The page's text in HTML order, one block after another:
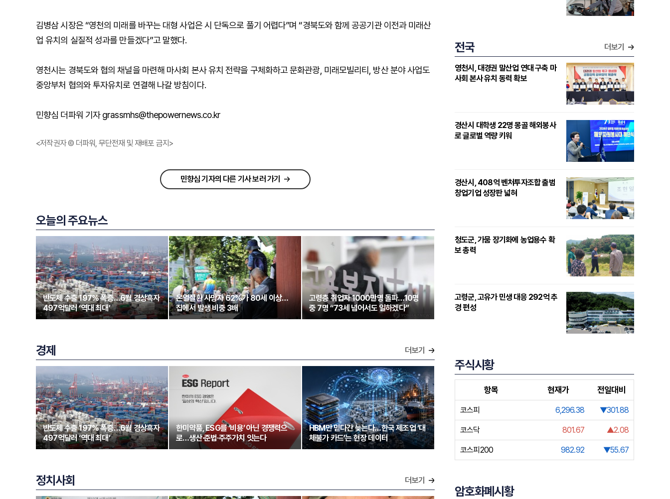
김병삼 시장은 “영천의 미래를 바꾸는 대형 사업은 시 단독으로 풀기 어렵다”며 “경북도와 함께 공공기관 이전과 미래산
업 유치의 실질적 성과를 만들겠다”고 말했다.
영천시는 경북도와 협의 채널을 마련해 마사회 본사 유치 전략을 구체화하고 문화관광, 미래모빌리티, 방산 분야 사업도
중앙부처 협의와 투자유치로 연결해 나갈 방침이다.
민향심 더파워 기자 grassmhs@thepowernews.co.kr
<저작권자 © 더파워, 무단전재 및 재배포 금지>
민향심 기자의 다른 기사 보러 가기
오늘의 주요뉴스
반도체 수출 197% 폭증…6월 경상흑자
497억달러 ‘역대 최대’
온열질환 사망자 62%가 80세 이상…
집에서 발생 비중 3배
고령층 취업자 1000만명 돌파…10명
중 7명 “73세 넘어서도 일하겠다”
경제 더보기
반도체 수출 197% 폭증…6월 경상흑자
497억달러 ‘역대 최대’
한미약품, ESG를 ‘비용’ 아닌 경쟁력으
로…생산·준법·주주가치 잇는다
HBM만 믿다간 늦는다…한국 제조업 ‘대
체불가 카드’는 현장 데이터
정치사회 더보기
전국 더보기
영천시, 대경권 말산업 연대 구축 마
사회 본사 유치 동력 확보
경산시 대학생 22명 몽골 해외봉사
로 글로벌 역량 키워
경산시, 408억 벤처투자조합 출범
창업기업 성장판 넓혀
청도군, 가뭄 장기화에 농업용수 확
보 총력
고령군, 고유가 민생 대응 292억 추
경 편성
주식시황
항목 현재가 전일대비
코스피 6,296.38 ▼301.88
코스닥 801.67 ▲2.08
코스피200 982.92 ▼55.67
암호화폐시황